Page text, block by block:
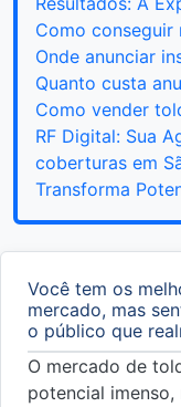
Como conseguir
Onde anunciar
Quanto custa
Como vender
RF Digital: Sua
coberturas em
Transforma
Você tem os
mercado, mas
o público que
O mercado de
potencial